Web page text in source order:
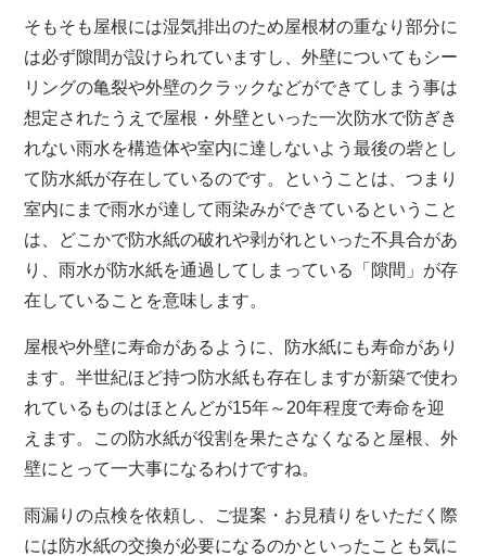
そもそも屋根には湿気排出のため屋根材の重なり部分に
は必ず隙間が設けられていますし、外壁についてもシー
リングの亀裂や外壁のクラックなどができてしまう事は
想定されたうえで屋根・外壁といった一次防水で防ぎき
れない雨水を構造体や室内に達しないよう最後の砦とし
て防水紙が存在しているのです。ということは、つまり
室内にまで雨水が達して雨染みができているということ
は、どこかで防水紙の破れや剥がれといった不具合があ
り、雨水が防水紙を通過してしまっている「隙間」が存
在していることを意味します。
屋根や外壁に寿命があるように、防水紙にも寿命があり
ます。半世紀ほど持つ防水紙も存在しますが新築で使わ
れているものはほとんどが15年～20年程度で寿命を迎
えます。この防水紙が役割を果たさなくなると屋根、外
壁にとって一大事になるわけですね。
雨漏りの点検を依頼し、ご提案・お見積りをいただく際
には防水紙の交換が必要になるのかといったことも気に